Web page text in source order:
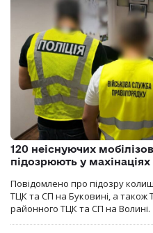
120 неіснуючих
підозрюють у
Повідомлено про підозру
ТЦК та СП на Буковині, а
районного ТЦК та СП на Волині.